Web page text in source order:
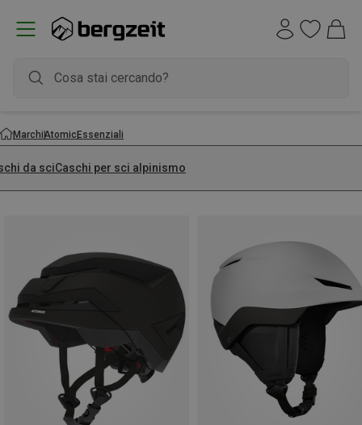
MarchiAtomicEssenziali
da sciCaschi per sci alpinismo